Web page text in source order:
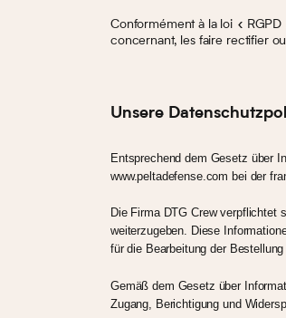
Conformément à la loi «
concernant, les faire rectifier
Unsere
Entsprechend dem Gesetz über
www.peltadefense.com bei der
Die Firma DTG Crew verpflichtet
weiterzugeben. Diese
für die Bearbeitung der
Gemäß dem Gesetz über
Zugang, Berichtigung und